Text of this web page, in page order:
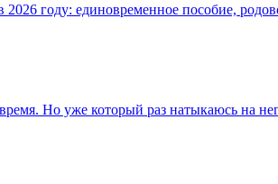
году: единовременное пособие,
Но уже который раз натыкаюсь на